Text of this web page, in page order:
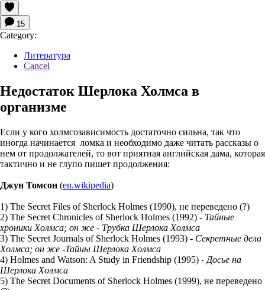
15
Category:
Литература
Cancel
Недостаток Шерлока Холмса в
организме
Если у кого холмсозависимость достаточно сильна, так что
иногда начинается ломка и необходимо даже читать рассказы о
нем от продолжателей, то вот приятная английская дама, которая
тактично и не глупо пишет продолжения:
Джун Томсон (en.wikipedia)
1) The Secret Files of Sherlock Holmes (1990), не переведено (?)
2) The Secret Chronicles of Sherlock Holmes (1992) - Тайные
хроники Холмса; он же - Трубка Шерлока Холмса
3) The Secret Journals of Sherlock Holmes (1993) - Секретные дела
Холмса; он же -Тайны Шерлока Холмса
4) Holmes and Watson: A Study in Friendship (1995) - Досье на
Шерлока Холмса
5) The Secret Documents of Sherlock Holmes (1999), не переведено